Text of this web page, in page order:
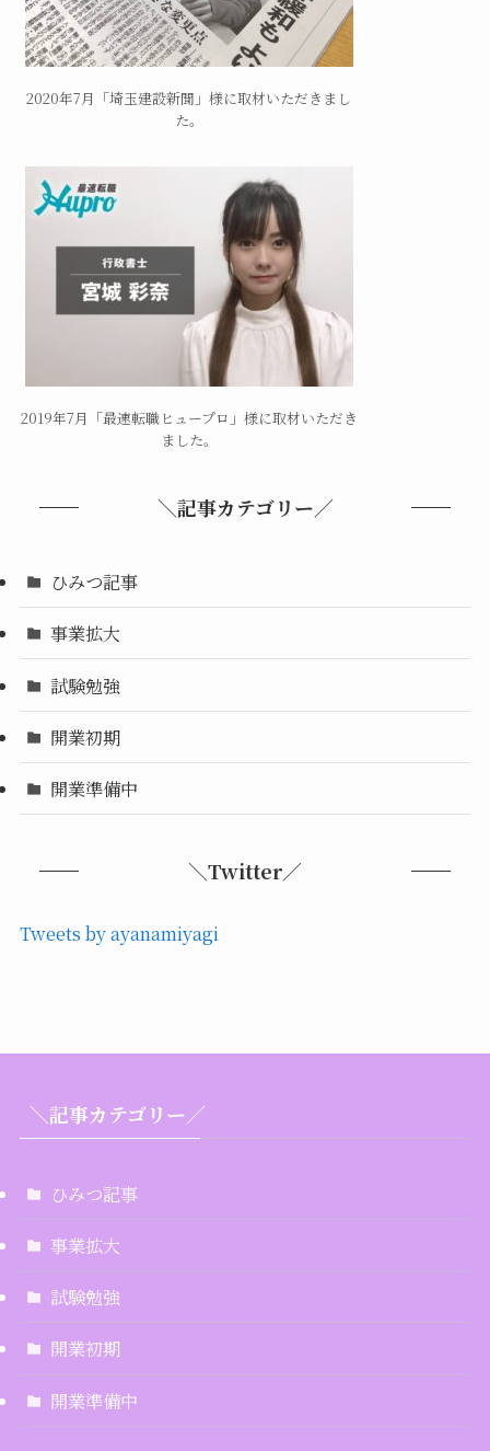
2020年7月「埼玉建設新聞」様に取材いただきまし
た。
2019年7月「最速転職ヒュープロ」様に取材いただき
ました。
＼記事カテゴリー／
ひみつ記事
事業拡大
試験勉強
開業初期
開業準備中
＼Twitter／
Tweets by ayanamiyagi
＼記事カテゴリー／
ひみつ記事
事業拡大
試験勉強
開業初期
開業準備中